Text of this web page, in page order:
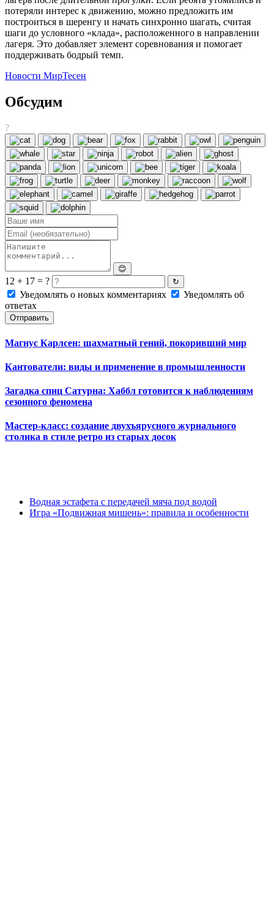
потеряли интерес к движению, можно предложить им
построиться в шеренгу и начать синхронно шагать, считая
шаги до условного «клада», расположенного в направлении
лагеря. Это добавляет элемент соревнования и помогает
поддерживать бодрый темп.
Новости МирТесен
Обсудим
?
😊
12 + 17 = ? ↻
Уведомлять о новых комментариях
Уведомлять об
ответах
Отправить
Магнус Карлсен: шахматный гений, покоривший мир
Кантователи: виды и применение в промышленности
Загадка спиц Сатурна: Хаббл готовится к наблюдениям
сезонного феномена
Мастер-класс: создание двухъярусного журнального
столика в стиле ретро из старых досок
Водная эстафета с передачей мяча под водой
Игра «Подвижная мишень»: правила и особенности